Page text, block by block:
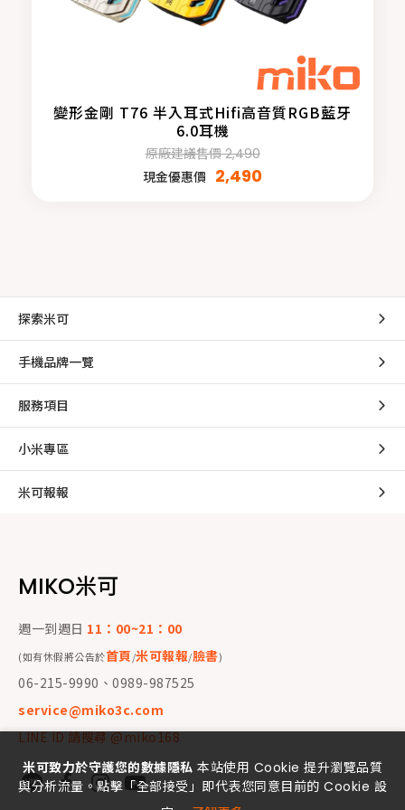
變形金剛 T76 半入耳式Hifi高音質RGB藍牙
6.0耳機
原廠建議售價 2,490
現金優惠價 2,490
探索米可
手機品牌一覽
服務項目
小米專區
米可報報
MIKO米可
週一到週日 11：00~21：00
(如有休假將公告於首頁/米可報報/臉書)
06-215-9990、0989-987525
service@miko3c.com
LINE ID 請搜尋 @miko168
米可致力於守護您的數據隱私 本站使用 Cookie 提升瀏覽品質
與分析流量。點擊「全部接受」即代表您同意目前的 Cookie 設